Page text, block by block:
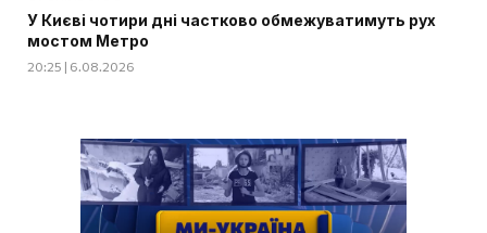
У Києві чотири дні частково обмежуватимуть рух
мостом Метро
20:25 | 6.08.2026